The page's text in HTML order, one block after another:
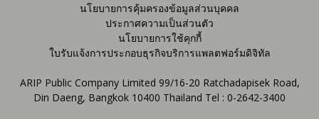
นโยบายการคุ้มครองข้อมูลส่วนบุคคล
ประกาศความเป็นส่วนตัว
นโยบายการใช้คุกกี้
ใบรับแจ้งการประกอบธุรกิจบริการแพลตฟอร์มดิจิทัล
ARIP Public Company Limited 99/16-20 Ratchadapisek Road,
Din Daeng, Bangkok 10400 Thailand Tel : 0-2642-3400